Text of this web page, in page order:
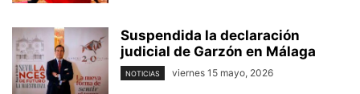
Suspendida la declaración
judicial de Garzón en Málaga
NOTICIAS viernes 15 mayo, 2026